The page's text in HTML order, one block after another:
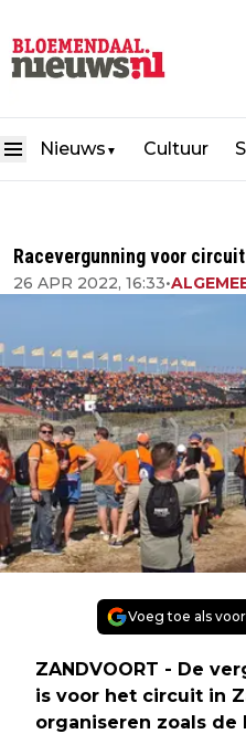
Nieuws ▼ Cultuur
Racevergunning voor
26 APR 2022, 16:33•
Voeg toe als
ZANDVOORT - De
is voor het circuit in
organiseren zoals de